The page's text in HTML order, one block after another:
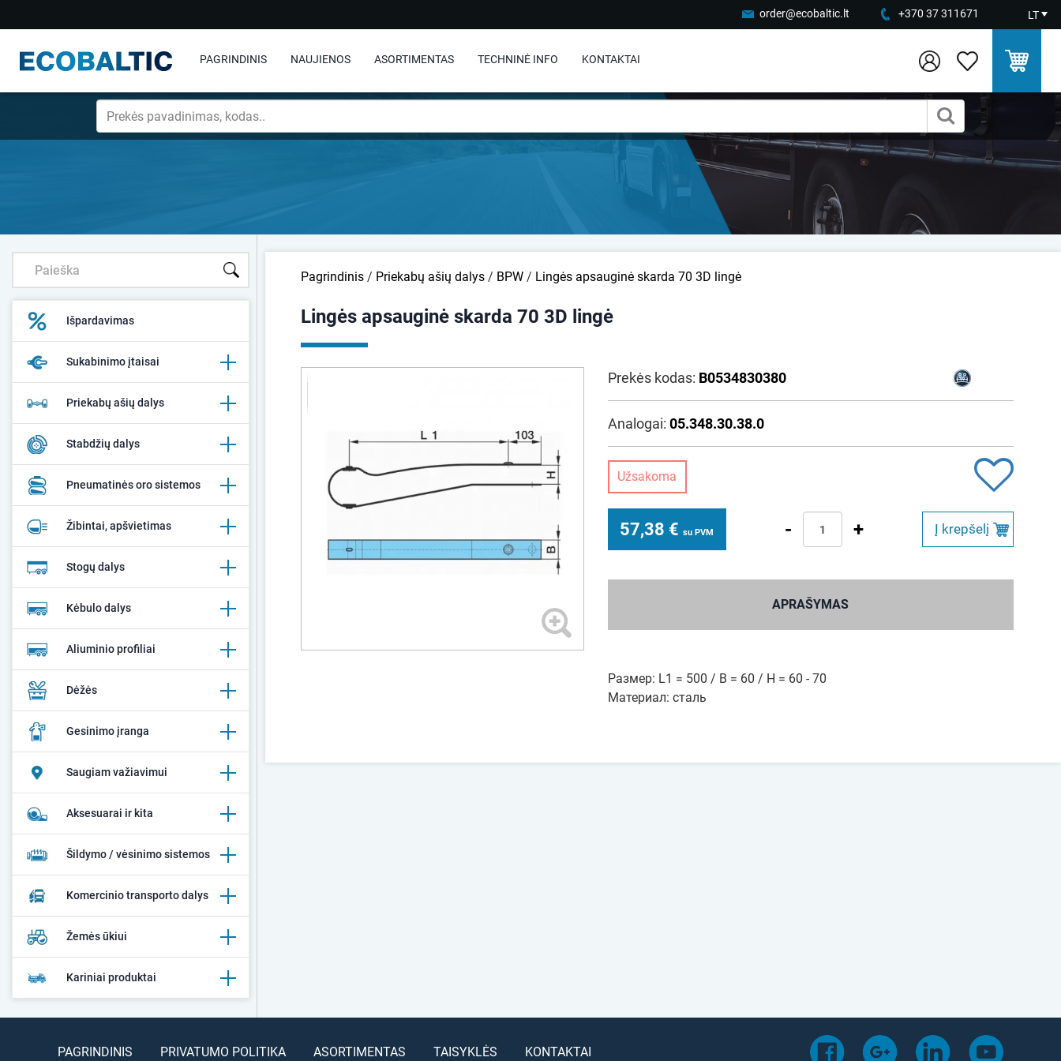
order@ecobaltic.lt +370 37 311671 LT
PAGRINDINIS NAUJIENOS ASORTIMENTAS TECHNINĖ INFO KONTAKTAI
Išpardavimas
Sukabinimo įtaisai
Priekabų ašių dalys
Stabdžių dalys
Pneumatinės oro sistemos
Žibintai, apšvietimas
Stogų dalys
Kėbulo dalys
Aliuminio profiliai
Dėžės
Gesinimo įranga
Saugiam važiavimui
Aksesuarai ir kita
Šildymo / vėsinimo sistemos
Komercinio transporto dalys
Žemės ūkiui
Kariniai produktai
Pagrindinis / Priekabų ašių dalys / BPW / Lingės apsauginė skarda 70 3D lingė
Lingės apsauginė skarda 70 3D lingė
Prekės kodas: B0534830380
Analogai: 05.348.30.38.0
Užsakoma
57,38 € su PVM - + Į krepšelį
APRAŠYMAS
Размер: L1 = 500 / B = 60 / H = 60 - 70
Материал: сталь
PAGRINDINIS PRIVATUMO POLITIKA ASORTIMENTAS TAISYKLĖS KONTAKTAI